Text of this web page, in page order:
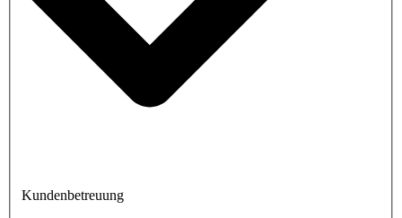
Kundenbetreuung